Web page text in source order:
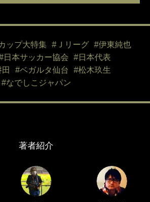
ップ大特集 #Ｊリーグ
#伊東純也
日本サッカー協会
#日本代表
#ベガルタ仙台
#松木玖生
#なでしこジャパン
著者紹介